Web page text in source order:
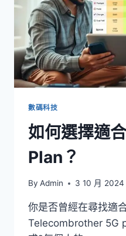
數碼科技
如何選擇適
Plan？
By Admin 3 10 月 2024
你是否曾經在尋找適
Telecombrother 5G